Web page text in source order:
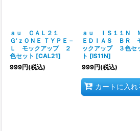
ａｕ ＣＡＬ２１
Ｇ’ｚＯＮＥ ＴＹＰＥ－
Ｌ モックアップ ２
色セット [CAL21]
999円(税込)
ａｕ ＩＳ１１Ｎ
ＥＤＩＡＳ ＢＲ
ックアップ ３色セ
ト [IS11N]
999円(税込)
カートに入れ